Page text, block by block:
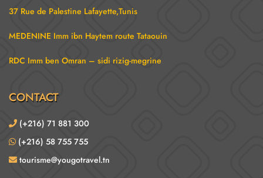
37 Rue de Palestine Lafayette,Tunis
MEDENINE Imm ibn Haytem route Tataouin
RDC Imm ben Omran – sidi rizig-megrine
CONTACT
(+216) 71 881 300
(+216) 58 755 755
tourisme@yougotravel.tn